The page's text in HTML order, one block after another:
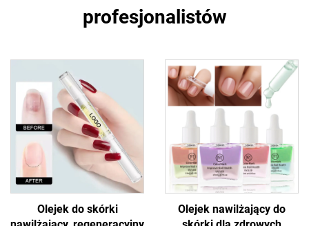
profesjonalistów
Olejek do skórki
Olejek nawilżający do